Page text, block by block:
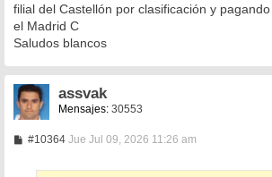
filial del Castellón por clasificación y
el Madrid C
Saludos blancos
assvak
Mensajes: 30553
#10364MJue Jul 09, 2026 11:26 am